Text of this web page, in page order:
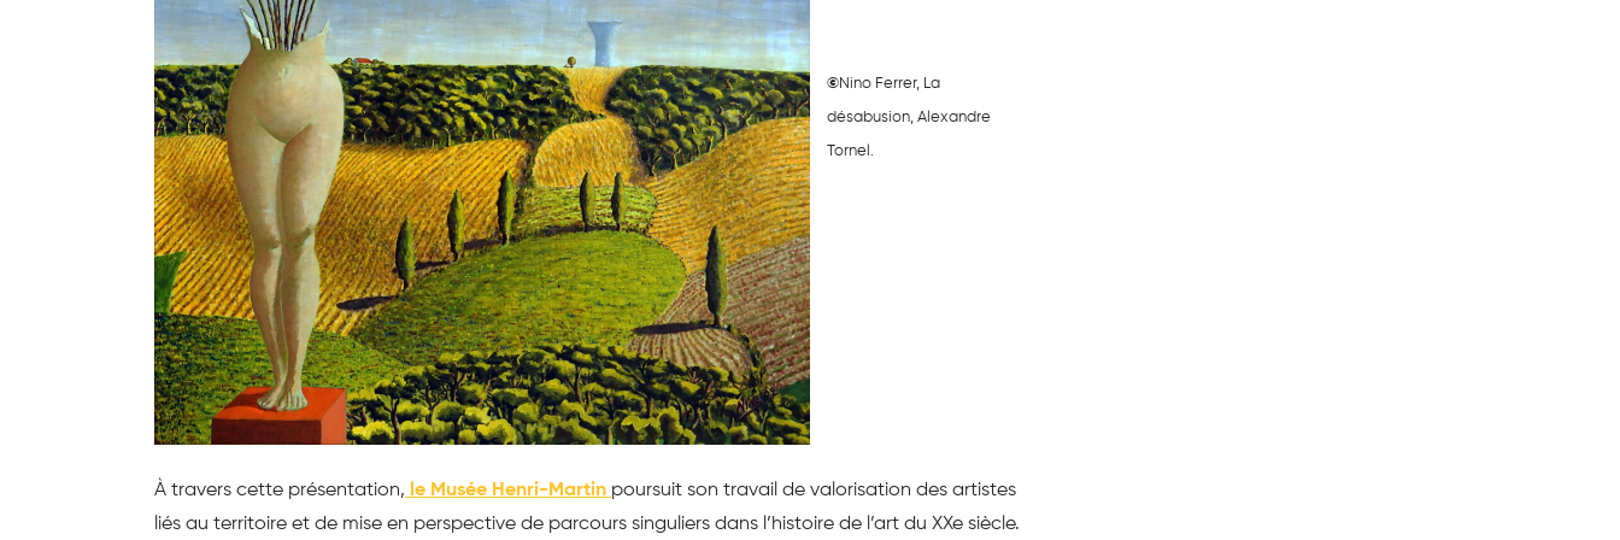
©Nino Ferrer, La
désabusion, Alexandre
Tornel.
À travers cette présentation, le Musée Henri-Martin poursuit son travail de valorisation des artistes
liés au territoire et de mise en perspective de parcours singuliers dans l’histoire de l’art du XXe siècle.